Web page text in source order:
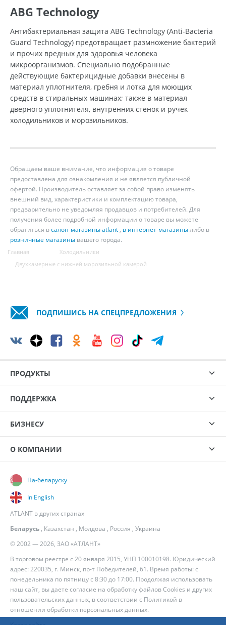
ABG Technology
Антибактериальная защита ABG Technology (Anti-Bacteria
Guard Technology) предотвращает размножение бактерий
и прочих вредных для здоровья человека
микроорганизмов. Специально подобранные
действующие бактерицидные добавки внесены в
материал уплотнителя, гребня и лотка для моющих
средств в стиральных машинах; также в материал
дверного уплотнителя, внутренних стенок и ручек
холодильников и морозильников.
Обращаем ваше внимание, что информация о товаре
предоставлена для ознакомления и не является публичной
офертой. Производитель оставляет за собой право изменять
внешний вид, характеристики и комплектацию товара,
предварительно не уведомляя продавцов и потребителей. Для
получения более подробной информации о товаре вы можете
обратиться всалон-магазины atlant , в интернет-магазинылибо в
розничные магазины вашего города.
Главная
Холодильники
Двухкамерные с нижней морозильной камерой
ПОДПИШИСЬ НА СПЕЦПРЕДЛОЖЕНИЯ
ПРОДУКТЫ
ПОДДЕРЖКА
БИЗНЕСУ
О КОМПАНИИ
© 2002 — 2026, ЗАО «АТЛАНТ»
В торговом реестре с 20 января 2015, УНП 100010198. Юридический
адрес: 220035, г. Минск, пр-т Победителей, 61. Время работы: с
понедельника по пятницу с 8:30 до 17:00. Продолжая использовать
наш сайт, вы даете согласие на обработку файлов Cookies и других
пользовательских данных, в соответствии с Политикой в
отношении обработки персональных данных.
Па-беларуску
In English
ATLANT в других странах
Беларусь , Казахстан , Молдова , Россия , Украина